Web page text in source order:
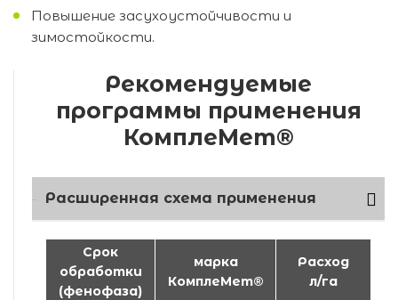
Повышение засухоустойчивости и
зимостойкости.
Рекомендуемые
программы применения
КомплеМет®
Расширенная схема применения
Срок
обработки
(фенофаза)
марка
КомплеМет®
Расход
л/га